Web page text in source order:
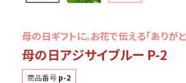
母の日ギフトに。お花で伝える「ありが
母の日アジサイブルー P-2
商品番号 p-2